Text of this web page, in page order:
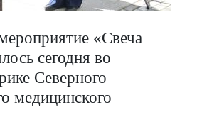
«Свеча
сегодня во
Северного
медицинского